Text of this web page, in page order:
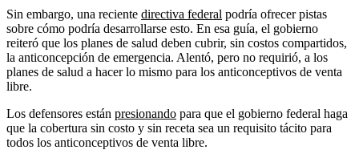
Sin embargo, una reciente directiva federal podría ofrecer pistas
sobre cómo podría desarrollarse esto. En esa guía, el gobierno
reiteró que los planes de salud deben cubrir, sin costos compartidos,
la anticoncepción de emergencia. Alentó, pero no requirió, a los
planes de salud a hacer lo mismo para los anticonceptivos de venta
libre.
Los defensores están presionando para que el gobierno federal haga
que la cobertura sin costo y sin receta sea un requisito tácito para
todos los anticonceptivos de venta libre.